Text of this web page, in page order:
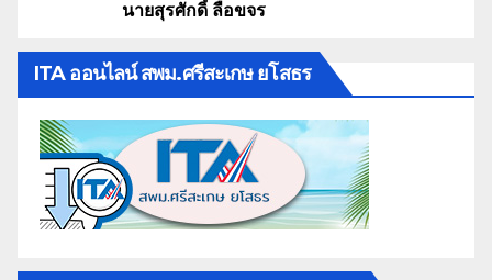
นายสุรศักดิ์ ลือขจร
ITA ออนไลน์ สพม.ศรีสะเกษ ยโสธร